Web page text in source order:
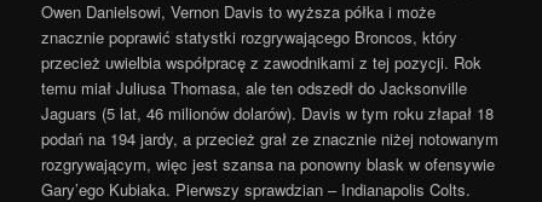
Owen Danielsowi, Vernon Davis to wyższa półka i może
znacznie poprawić statystki rozgrywającego Broncos, który
przecież uwielbia współpracę z zawodnikami z tej pozycji. Rok
temu miał Juliusa Thomasa, ale ten odszedł do Jacksonville
Jaguars (5 lat, 46 milionów dolarów). Davis w tym roku złapał 18
podań na 194 jardy, a przecież grał ze znacznie niżej notowanym
rozgrywającym, więc jest szansa na ponowny blask w ofensywie
Gary’ego Kubiaka. Pierwszy sprawdzian – Indianapolis Colts.